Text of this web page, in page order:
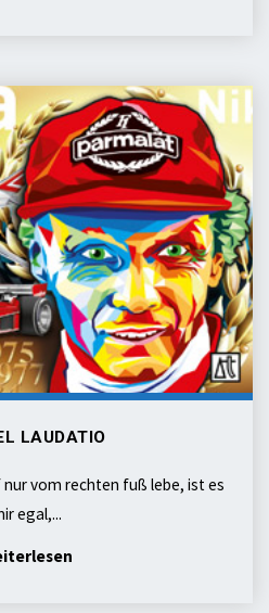
LAUDATIO
nur vom rechten fuß lebe, ist es
egal,...
"formel